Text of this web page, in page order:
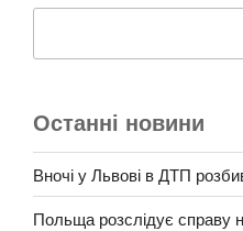
Останні новини
Вночі у Львові в ДТП
Польща розслідує справу